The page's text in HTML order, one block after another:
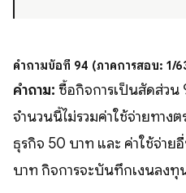
คำถามข้อที่ 94 (ภาคการสอบ: 1/
คำถาม: ซื้อกิจการเป็นสัดส่วน
จำนวนนี้ไม่รวมค่าใช้จ่ายทาง
ธุรกิจ 50 บาท และ ค่าใช้จ่าย
บาท กิจการจะบันทึกเงินลงทุ